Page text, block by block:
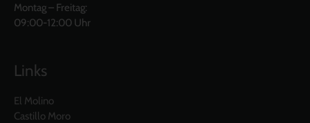
Montag – Freitag:
09:00-12:00 Uhr
Links
El Molino
Castillo Moro